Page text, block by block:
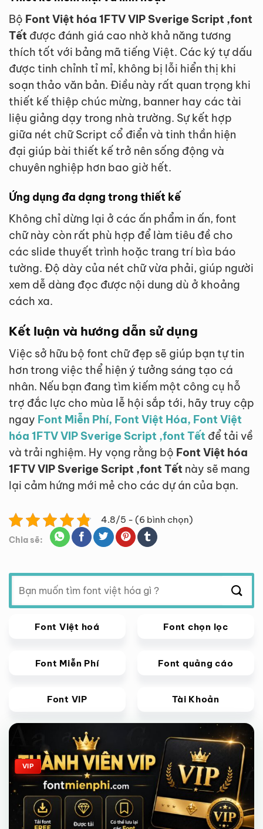
Bộ Font Việt hóa 1FTV VIP Sverige Script ,font
Tết được đánh giá cao nhờ khả năng tương
thích tốt với bảng mã tiếng Việt. Các ký tự dấu
được tinh chỉnh tỉ mỉ, không bị lỗi hiển thị khi
soạn thảo văn bản. Điều này rất quan trọng khi
thiết kế thiệp chúc mừng, banner hay các tài
liệu giảng dạy trong nhà trường. Sự kết hợp
giữa nét chữ Script cổ điển và tinh thần hiện
đại giúp bài thiết kế trở nên sống động và
chuyên nghiệp hơn bao giờ hết.
Ứng dụng đa dạng trong thiết kế
Không chỉ dừng lại ở các ấn phẩm in ấn, font
chữ này còn rất phù hợp để làm tiêu đề cho
các slide thuyết trình hoặc trang trí bìa báo
tường. Độ dày của nét chữ vừa phải, giúp người
xem dễ dàng đọc được nội dung dù ở khoảng
cách xa.
Kết luận và hướng dẫn sử dụng
Việc sở hữu bộ font chữ đẹp sẽ giúp bạn tự tin
hơn trong việc thể hiện ý tưởng sáng tạo cá
nhân. Nếu bạn đang tìm kiếm một công cụ hỗ
trợ đắc lực cho mùa lễ hội sắp tới, hãy truy cập
ngay Font Miễn Phí, Font Việt Hóa, Font Việt
hóa 1FTV VIP Sverige Script ,font Tết để tải về
và trải nghiệm. Hy vọng rằng bộ Font Việt hóa
1FTV VIP Sverige Script ,font Tết này sẽ mang
lại cảm hứng mới mẻ cho các dự án của bạn.
4.8/5 - (6 bình chọn)
Chia sẽ:
Tìm
kiếm:
Font Việt hoá Font chọn lọc
Font Miễn Phí Font quảng cáo
Font VIP Tài Khoản
Giảm giá!
VIP